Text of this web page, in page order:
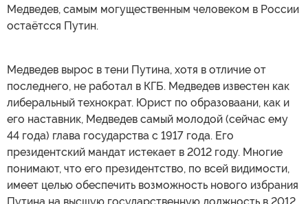
Медведев, самым могущественным человеком в России
остаётсся Путин.
Медведев вырос в тени Путина, хотя в отличие от
последнего, не работал в КГБ. Медведев известен как
либеральный технократ. Юрист по образоваани, как и
его наставник, Медведев самый молодой (сейчас ему
44 года) глава государства с 1917 года. Его
президентский мандат истекает в 2012 году. Многие
понимают, что его президентство, по всей видимости,
имеет целью обеспечить возможность нового избрания
Путина на высшую государственную должность в 2012